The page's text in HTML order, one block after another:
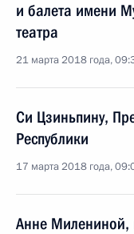
и балета имени
театра
21 марта 2018 года,
Си Цзиньпину,
Республики
17 марта 2018 года,
Анне Милениной,